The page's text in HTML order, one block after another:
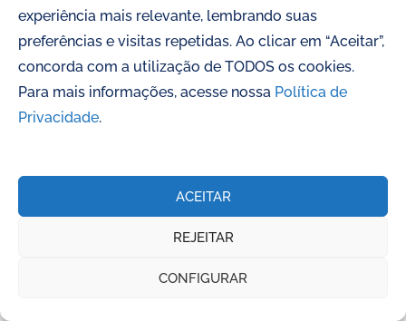
experiência mais relevante, lembrando suas
preferências e visitas repetidas. Ao clicar em “Aceitar”,
concorda com a utilização de TODOS os cookies.
Para mais informações, acesse nossa Política de
Privacidade.
ACEITAR
REJEITAR
CONFIGURAR
Ministério do Turismo apresenta: Educação Patrimonial Participativa